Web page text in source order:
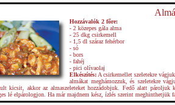
Hozzávalók 2 főre:
- 2 közepes gála alma
- 25 dkg csirkemell
- 1,5 dl száraz fehérbor
- só
- bors
- fahéj
- pici olívaolaj
Elkészítés: A csirkemellet szeletekre
almákat meghámozzuk, és szeletekre
kicsit, akkor az almaszeleteket hozzádobjuk. Fedő alatt
lé elpárologjon. Ha már majdnem kész, ízlés szerint meghinthetjük